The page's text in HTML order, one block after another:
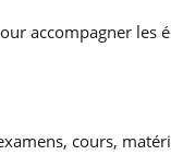
accompagner les
cours,